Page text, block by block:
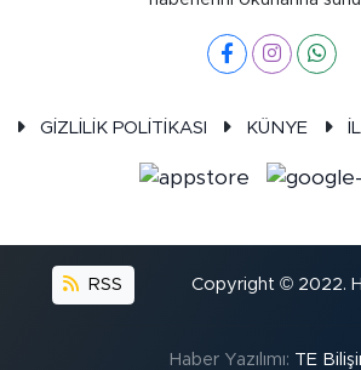
GİZLİLİK POLİTİKASI KÜNYE
RSS Copyright © 2022.
Haber Yazılımı: TE